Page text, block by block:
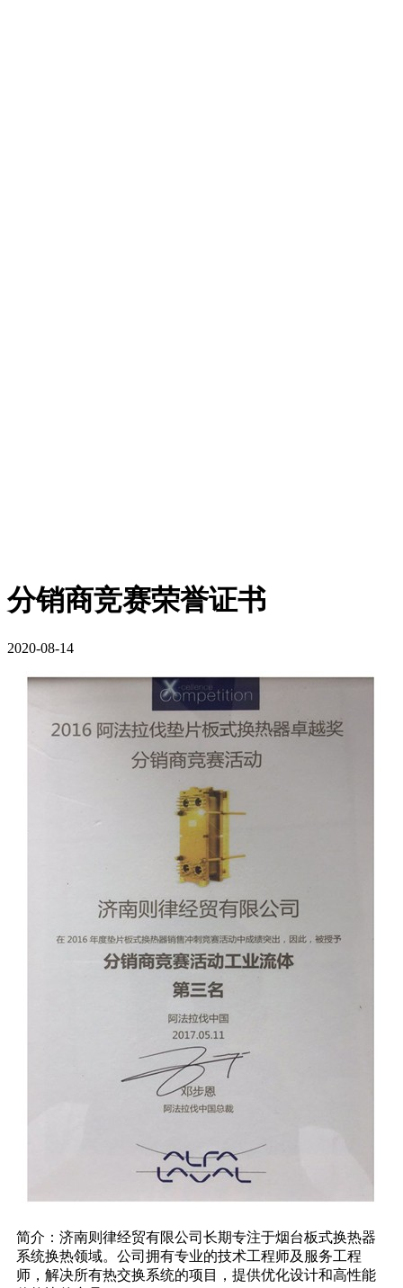
分销商竞赛荣誉证书
2020-08-14
简介：济南则律经贸有限公司长期专注于烟台板式换热器
系统换热领域。公司拥有专业的技术工程师及服务工程
师，解决所有热交换系统的项目，提供优化设计和高性能